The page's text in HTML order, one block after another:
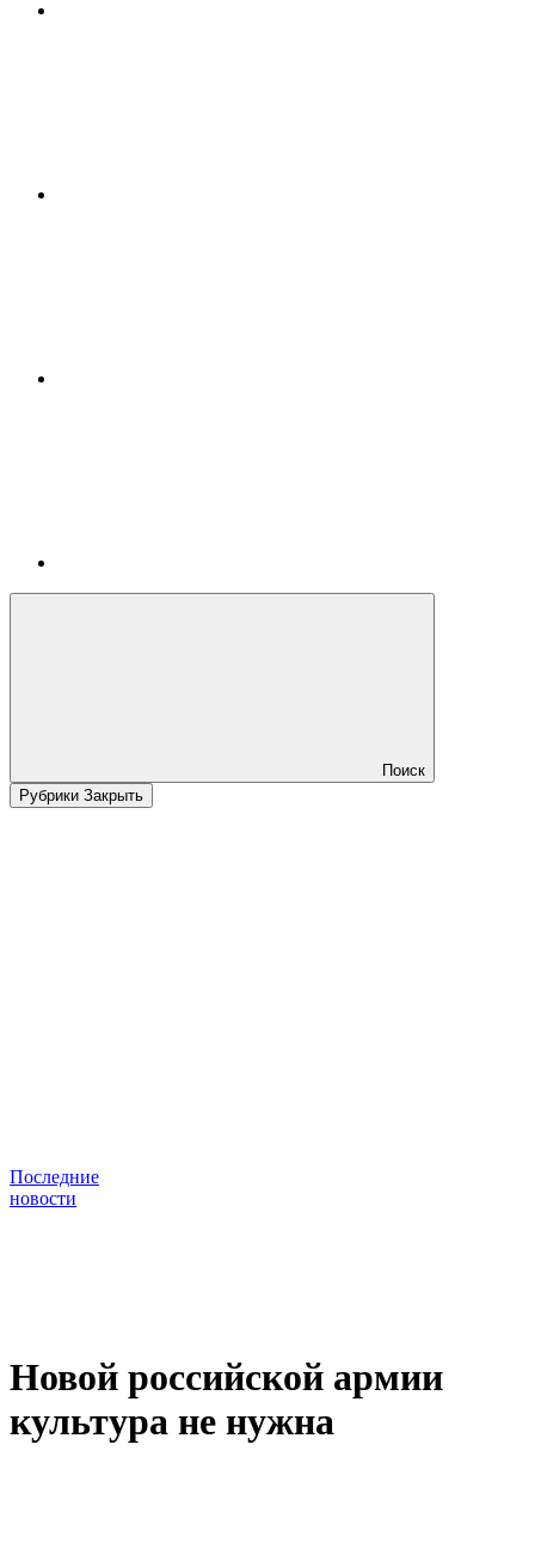
Поиск
Рубрики Закрыть
Последние
новости
Новой российской армии
культура не нужна